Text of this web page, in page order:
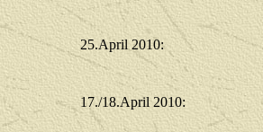
25.April 2010:
17./18.April 2010: